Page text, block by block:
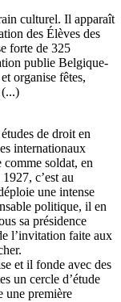
culturel. Il apparaît
des Élèves des
forte de 325
publie Belgique-
organise fêtes,
(...)
de droit en
internationaux
soldat, en
c’est au
une intense
politique, il en
sa présidence
l’invitation faite aux
et il fonde avec des
un cercle d’étude
une première